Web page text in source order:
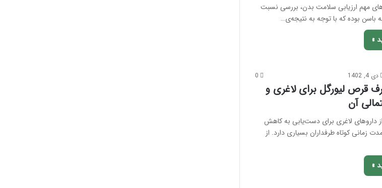
مهم ارزیابی سلامت بدن، بررسی نسبت
باسن بوده که با توجه به نتیجه‌ی…
»
دی 4, 1402 0
قرص لیورگل برای لاغری و
آن
از داروهای لاغری برای دست‌یابی به کاهش
زمانی کوتاه طرفداران بسیاری دارد. از
»